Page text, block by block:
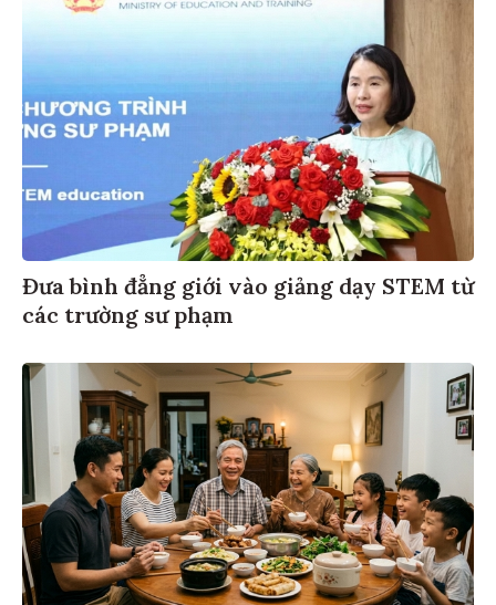
Đưa bình đẳng giới vào giảng dạy STEM từ
các trường sư phạm